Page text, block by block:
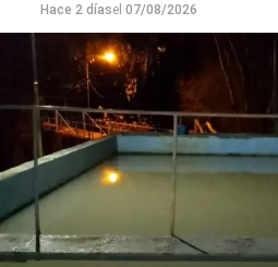
Hace 2 díasel 07/08/2026